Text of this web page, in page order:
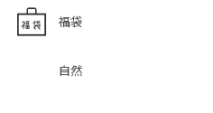
福袋
自然